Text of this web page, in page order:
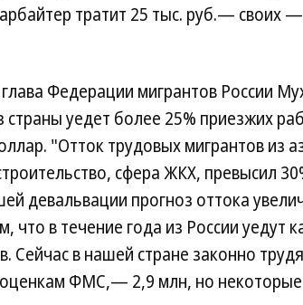
тратит 25 тыс. руб.— своих
Федерации мигрантов России
страны уедет более 25% приезжих
"Отток трудовых мигрантов из
сфера ЖКХ, превысил
девальвации прогноз оттока
что в течение года из России уедут
Сейчас в нашей стране законно
ФМС,— 2,9 млн, но некоторые